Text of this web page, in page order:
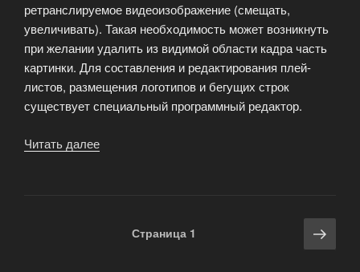
ретранслируемое видеоизображение (смещать,
увеличивать). Такая необходимость может возникнуть
при желании удалить из видимой области кадра часть
картинки. Для составления и редактирования плей-
листов, размещения логотипов и бегущих строк
существует специальный программный редактор.
Читать далее
Страница 1